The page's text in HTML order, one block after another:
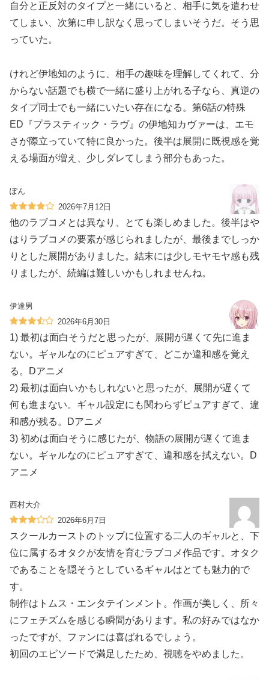
自分と正反対のタイプと一緒にいると、相手に気を遣わせ
てしまい、次第に申し訳なく思ってしまいそうだ。そう思
っていた。
けれど伊地知のように、相手の趣味を理解してくれて、分
からない話題でも横で一緒に盛り上がれる子なら、真逆の
タイプ同士でも一緒にいたい存在になる。第6話の特殊
ED『プラスティック・ラヴ』の伊地知カヴァーは、エモ
さが際立っていて特に良かった。後半は展開に既視感を覚
える場面が増え、少しダレてしまう部分もあった。
ぽん
2026年7月12日
他のラブコメとは異なり、とても楽しめました。後半はや
はりラブコメの要素が感じられましたが、最後までしっか
りとした展開がありました。結末には少しモヤモヤ感も残
りましたが、続編は難しいかもしれませんね。
伊達男
2026年6月30日
1) 最初は面白そうだと思ったが、展開が遅くて先に進ま
ない。ギャルなのにピュアすぎて、どこか違和感を覚え
る。Dアニメ
2) 最初は面白いかもしれないと思ったが、展開が遅くて
何も進まない。ギャル設定にも関わらずピュアすぎて、違
和感が残る。Dアニメ
3) 初めは面白そうに感じたが、物語の展開が遅くて進ま
ない。ギャルなのにピュアすぎて、違和感を拭えない。D
アニメ
西村大介
2026年6月7日
スクールカーストのトップに位置する二人のギャルと、下
位に属するオタクが友情を育むラブコメ作品です。オタク
であることを隠そうとしているギャルはとても魅力的で
す。
制作はトムス・エンタテインメント。作画が美しく、所々
にフェチズムを感じる瞬間があります。私の好みではなか
ったですが、ファンには喜ばれるでしょう。
初回のエピソードで満足したため、視聴をやめました。